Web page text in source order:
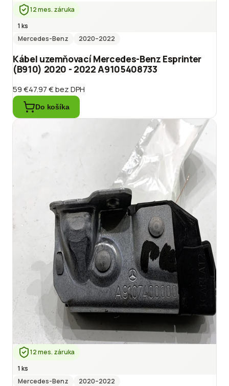
12 mes. záruka
1 ks
Mercedes-Benz
2020–2022
Kábel uzemňovací Mercedes-Benz Esprinter
(B910) 2020 - 2022 A9105408733
59 €47.97 €bez DPH
Do košíka
12 mes. záruka
1 ks
Mercedes-Benz
2020–2022